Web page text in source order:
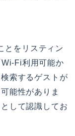
とをリスティン
Fi利用可能か
索するゲストが
能性がありま
して認識してお